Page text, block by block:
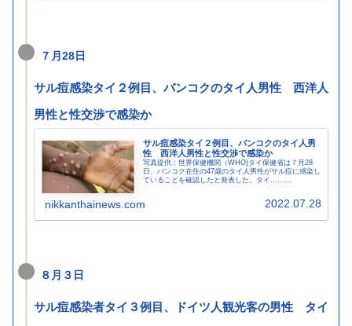
７月28日
サル痘感染タイ２例目、バンコクのタイ人男性 西洋人
男性と性交渉で感染か
サル痘感染タイ２例目、バンコクのタイ人男
性 西洋人男性と性交渉で感染か
写真提供：世界保健機関（WHO)タイ保健省は７月28
日、バンコク在住の47歳のタイ人男性がサル痘に感染し
ていることを確認したと発表した。タイ………
nikkanthainews.com 2022.07.28
８月３日
サル痘感染者タイ３例目、ドイツ人観光客の男性 タイ